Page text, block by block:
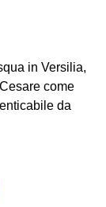
in Versilia,
come
da